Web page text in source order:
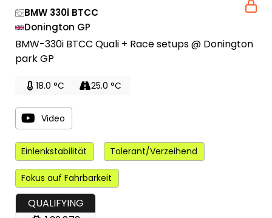
BMW 330i BTCC
Donington GP
BMW-330i BTCC Quali + Race setups @ Donington
park GP
18.0 °C 25.0 °C
Video
Einlenkstabilität Tolerant/Verzeihend
Fokus auf Fahrbarkeit
QUALIFYING